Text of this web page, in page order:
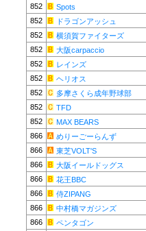
852
Spots
852
ドラゴンアッシュ
852
横須賀ファイターズ
852
大阪carpaccio
852
レインズ
852
ヘリオス
852
多摩さくら成年野球部
852
TFD
852
MAX BEARS
866
めりーごーらんず
866
東芝VOLT'S
866
大阪イールドッグス
866
花王BBC
866
侍ZIPANG
866
中村橋マガジンズ
866
ペンタゴン